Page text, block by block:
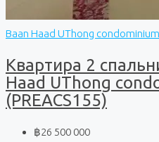
Baan Haad UThong condominium
Квартира 2
Haad UThong
(PREACS155)
฿26 500 000